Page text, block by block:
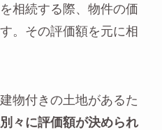
相続する際、物件の価
。その評価額を元に相
物付きの土地があるた
々に評価額が決められ